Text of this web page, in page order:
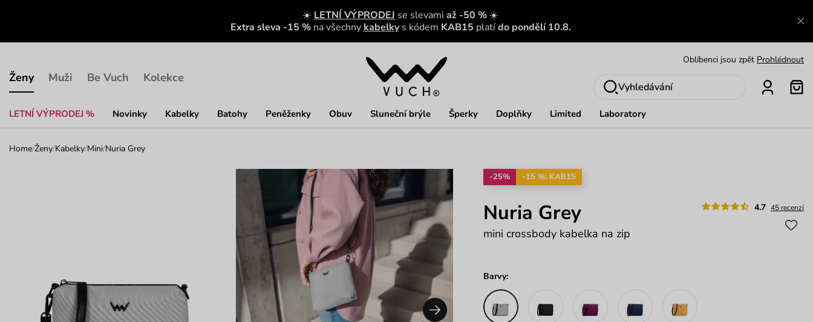
☀️ LETNÍ VÝPRODEJ se slevami až -50 % ☀️
Extra sleva -15 % na všechny kabelky s kódem KAB15 platído pondělí 10.8.
Ženy
LETNÍ VÝPRODEJ % Novinky Kabelky Batohy Peněženky Obuv Sluneční brýle Šperky Doplňky Limited Laboratory
Muži Be Vuch Kolekce
Nech se inspirovat Ukázat
Vyhledávání
Home/Ženy/Kabelky/Mini/Nuria Grey
-25% -15 %: KAB15
4.7 45 recenzí
Nuria Grey
mini crossbody kabelka na zip
Barvy: